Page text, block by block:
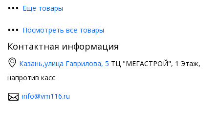
••• Еще товары
••• Посмотреть все товары
Контактная информация
Казань,улица Гаврилова, 5 ТЦ "МЕГАСТРОЙ", 1 Этаж,
напротив касс
info@vm116.ru